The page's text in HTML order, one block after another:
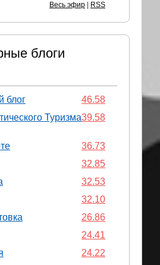
Весь эфир RSS
блоги
46.58
блог
39.58
Туризма
36.73
32.85
32.53
32.10
26.86
24.41
24.22